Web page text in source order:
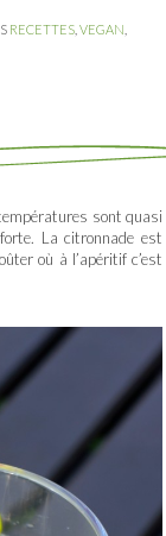
RECETTES VEGAN
sont quasi
La citronnade est
où à l’apéritif c’est